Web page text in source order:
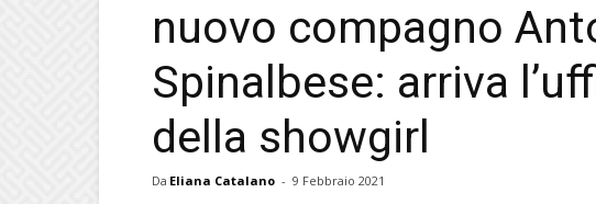
nuovo compagno
Spinalbese: arriva
della showgirl
Da Eliana Catalano - 9 Febbraio 2021